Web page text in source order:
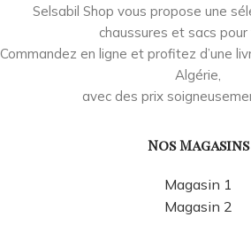
Selsabil Shop vous propose une
chaussures et sacs pour
Commandez en ligne et profitez d’une
Algérie,
avec des prix
Nos Magasins
Magasin 1
Magasin 2